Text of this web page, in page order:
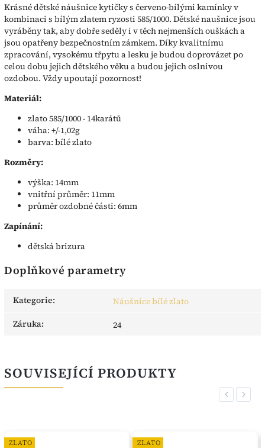
Krásné dětské náušnice kytičky s červeno-bílými kamínky v
kombinaci s bílým zlatem ryzosti 585/1000. Dětské naušnice jsou
vyráběny tak, aby dobře seděly i v těch nejmenších ouškách a
jsou opatřeny bezpečnostním zámkem. Díky kvalitnímu
zpracování, vysokému třpytu a lesku je budou doprovázet po
celou dobu jejich dětského věku a budou jejich oslnivou
ozdobou. Vždy upoutají pozornost!
Materiál:
zlato 585/1000 - 14karátů
váha: +/-1,02g
barva: bílé zlato
Rozměry:
výška: 14mm
vnitřní průměr: 11mm
průměr ozdobné části: 6mm
Zapínání:
dětská brizura
Doplňkové parametry
Kategorie:
Náušnice bílé zlato
Záruka: 24
SOUVISEJÍCÍ PRODUKTY
Previous
ZLATO ZLATO
Next